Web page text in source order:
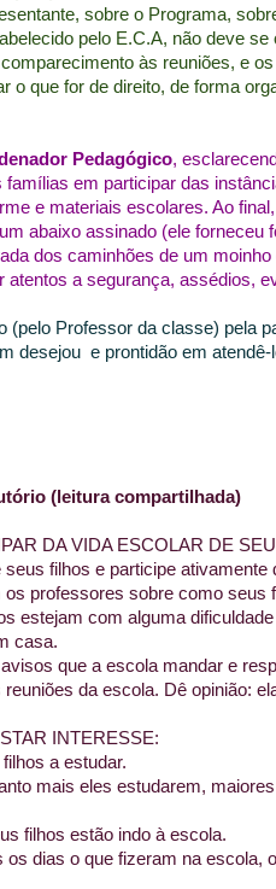
sobre o Programa,
pelo E.C.A, não deve
às reuniões, e
o que for de direito, de forma
Pedagógico,
famílias em participar das
e materiais escolares. Ao
abaixo assinado (ele forneceu
dos caminhões de um
atentos a segurança, assédios,
(pelo Professor da classe) pela
desejou e prontidão em
(leitura compartilhada)
DA VIDA ESCOLAR DE
seus filhos e participe ativamente
professores sobre como seus
estejam com alguma
casa.
que a escola mandar e
da escola. Dê opinião:
INTERESSE:
a estudar.
mais eles estudarem,
filhos estão indo à escola.
os dias o que fizeram na escola,